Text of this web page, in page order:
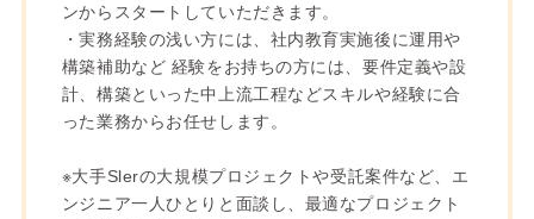
ンからスタートしていただきます。
・実務経験の浅い方には、社内教育実施後に運用や
構築補助など 経験をお持ちの方には、要件定義や設
計、構築といった中上流工程などスキルや経験に合
った業務からお任せします。
※大手Slerの大規模プロジェクトや受託案件など、エ
ンジニア一人ひとりと面談し、最適なプロジェクト